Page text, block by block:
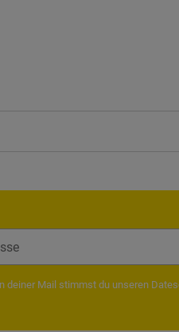
deiner Mail stimmst du unseren